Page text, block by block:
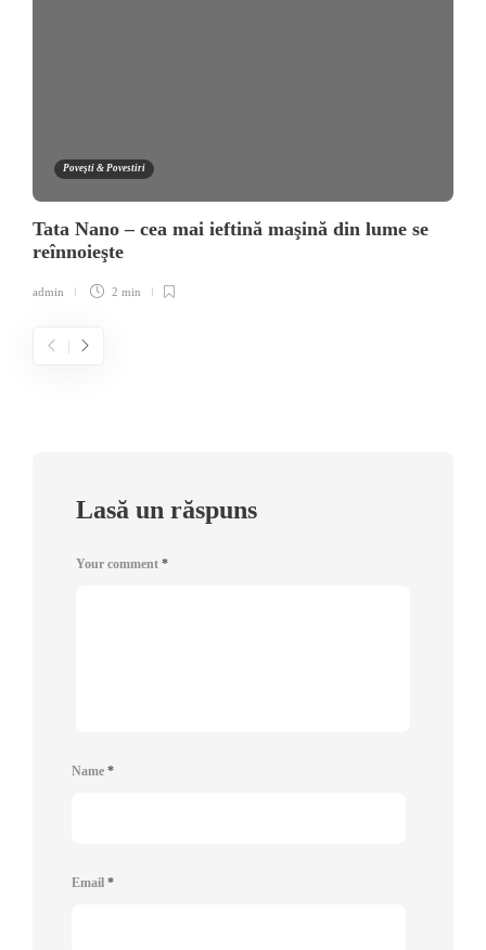
Poveşti & Povestiri
Tata Nano – cea mai ieftină maşină din lume se
reînnoieşte
admin 2 min
Lasă un răspuns
Your comment *
Name *
Email *